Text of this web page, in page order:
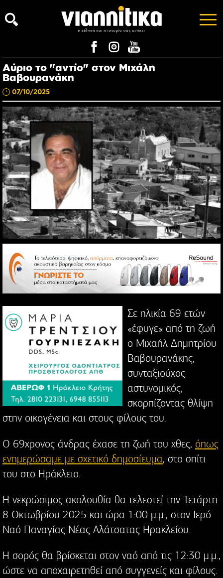
Αύριο το "αντίο" στον Μιχάλη
Βαβουρανάκη
07/10/2025
Σε ηλικία 69 ετών
«έφυγε» από τη ζωή
ο Μιχαήλ Δημητρίου
Βαβουρανάκης,
συνταξιούχος
αστυνομικός,
σκορπίζοντας θλίψη
στην οικογένεια και στους φίλους του.
Ο 69χρονος άνδρας έχασε τη ζωή του χθες, όπως
ενημερώσαμε με σχετικό δημοσίευμα, στο σπίτι
του στο Ηράκλειο.
Η νεκρώσιμος ακολουθία θα τελεστεί την Τετάρτη
8 Οκτωβρίου 2025 και ώρα 1:00 μ.μ., στον Ιερό
Ναό Παναγίας Νέας Αλάτσατας Ηρακλείου.
Η σορός θα βρίσκεται στον ναό από τις 12:30 μ.μ.,
ώστε να αποχαιρετηθεί από συγγενείς και φίλους.